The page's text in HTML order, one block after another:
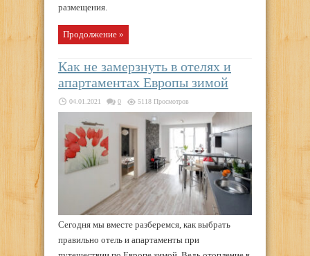
размещения.
Продолжение »
Как не замерзнуть в отелях и
апартаментах Европы зимой
04.01.2021 0 5118 Просмотров
Сегодня мы вместе разберемся, как выбрать
правильно отель и апартаменты при